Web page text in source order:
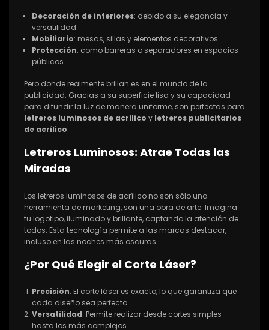
Decoración de interiores: debido a su elegancia y
versatilidad.
Mobiliario: mesas, sillas y elementos decorativos.
Protección: como barreras o separadores en espacios
públicos.
Pero donde realmente brillan es en el mundo de la
publicidad. Gracias a su superficie lisa y su capacidad
para difundir la luz de manera uniforme, son perfectas para
letreros luminosos de acrílico y letreros publicitarios
de acrílico.
Letreros Luminosos: Atrae Todas las
Miradas
Los letreros luminosos de acrílico no son sólo una
herramienta de marketing, son una obra de arte. Imagina
tu logotipo, iluminado y brillante, captando la atención de
todos. Esta tecnología permite a las marcas destacar,
incluso en las noches más oscuras.
¿Por Qué Elegir el Corte Láser?
Precisión: El corte láser es exacto, lo que garantiza que
cada diseño sea perfecto.
Versatilidad: Permite realizar desde cortes simples
hasta los más complejos.